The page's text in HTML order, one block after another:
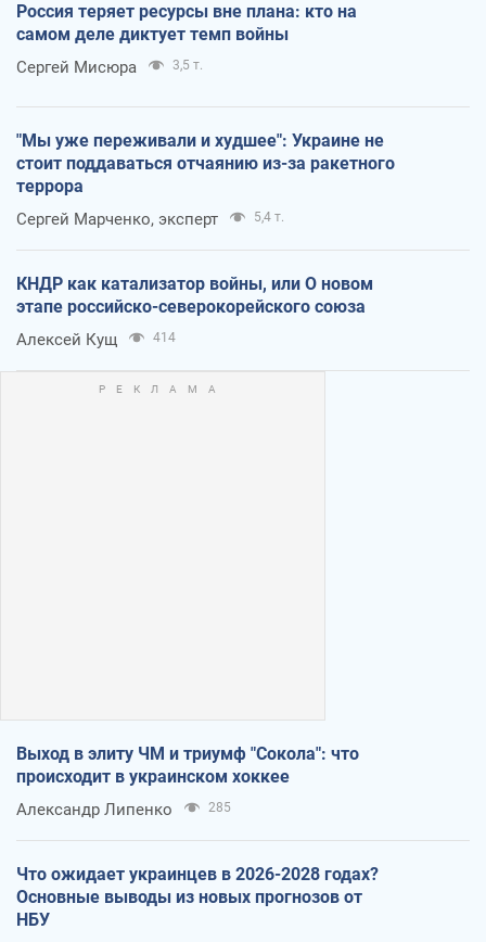
Россия теряет ресурсы вне плана: кто на
самом деле диктует темп войны
Сергей Мисюра 3,5 т.
"Мы уже переживали и худшее": Украине не
стоит поддаваться отчаянию из-за ракетного
террора
Сергей Марченко, эксперт 5,4 т.
КНДР как катализатор войны, или О новом
этапе российско-северокорейского союза
Алексей Кущ 414
Выход в элиту ЧМ и триумф "Сокола": что
происходит в украинском хоккее
Александр Липенко 285
Что ожидает украинцев в 2026-2028 годах?
Основные выводы из новых прогнозов от
НБУ